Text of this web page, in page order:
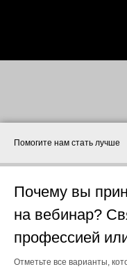
Помогите нам стать лучше
Почему вы
на вебинар?
профессией
Отметьте все варианты,